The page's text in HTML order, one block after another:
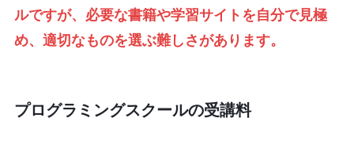
ルですが、必要な書籍や学習サイトを自分で見極
め、適切なものを選ぶ難しさがあります。
プログラミングスクールの受講料